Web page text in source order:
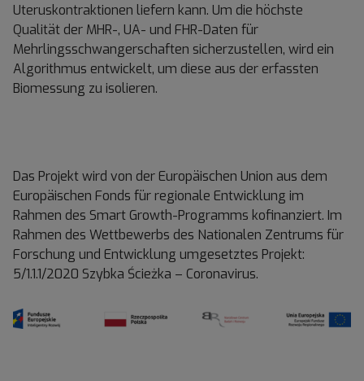
Uteruskontraktionen liefern kann. Um die höchste
Qualität der MHR-, UA- und FHR-Daten für
Mehrlingsschwangerschaften sicherzustellen, wird ein
Algorithmus entwickelt, um diese aus der erfassten
Biomessung zu isolieren.
Das Projekt wird von der Europäischen Union aus dem
Europäischen Fonds für regionale Entwicklung im
Rahmen des Smart Growth-Programms kofinanziert. Im
Rahmen des Wettbewerbs des Nationalen Zentrums für
Forschung und Entwicklung umgesetztes Projekt:
5/1.1.1/2020 Szybka Ścieżka – Coronavirus.